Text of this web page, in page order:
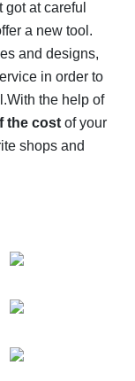
impossible is
how to find it
- let's
at careful
a new tool.
and designs,
in order to
With the help of
the costof your
shops and